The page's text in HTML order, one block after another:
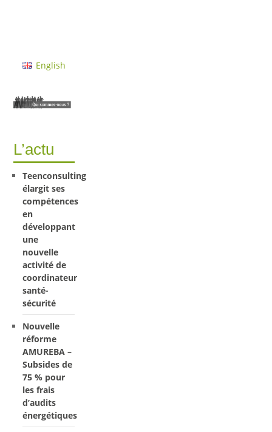
English
L’actu
Teenconsulting
élargit ses
compétences
en
développant
une
nouvelle
activité de
coordinateur
santé-
sécurité
Nouvelle
réforme
AMUREBA –
Subsides de
75 % pour
les frais
d’audits
énergétiques